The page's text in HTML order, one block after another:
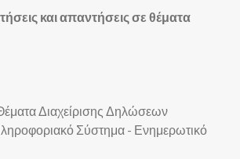
και απαντήσεις σε θέματα
Διαχείρισης Δηλώσεων
Σύστημα - Ενημερωτικό